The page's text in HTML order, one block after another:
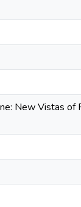
New Vistas of